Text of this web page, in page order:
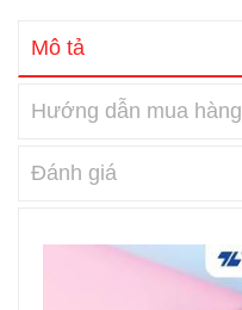
Mô tả
Hướng dẫn mua hàng
Đánh giá